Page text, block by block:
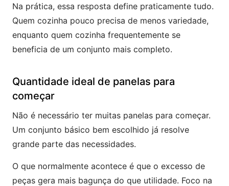
Na prática, essa resposta define praticamente tudo.
Quem cozinha pouco precisa de menos variedade,
enquanto quem cozinha frequentemente se
beneficia de um conjunto mais completo.
Quantidade ideal de panelas para
começar
Não é necessário ter muitas panelas para começar.
Um conjunto básico bem escolhido já resolve
grande parte das necessidades.
O que normalmente acontece é que o excesso de
peças gera mais bagunça do que utilidade. Foco na